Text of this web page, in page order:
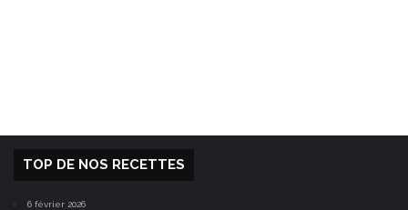
TOP DE NOS RECETTES
6 février 2026